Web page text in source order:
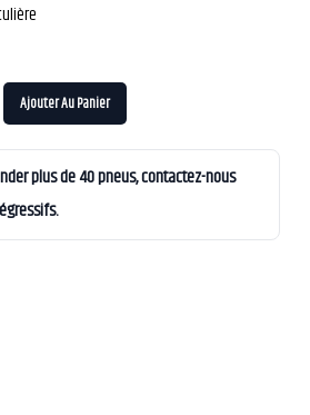
Ajouter Au Panier
plus de 40 pneus, contactez-nous